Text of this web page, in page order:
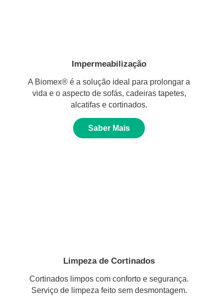
Impermeabilização
A Biomex® é a solução ideal para prolongar a
vida e o aspecto de sofás, cadeiras tapetes,
alcatifas e cortinados.
Saber Mais
Limpeza de Cortinados
Cortinados limpos com conforto e segurança.
Serviço de limpeza feito sem desmontagem.